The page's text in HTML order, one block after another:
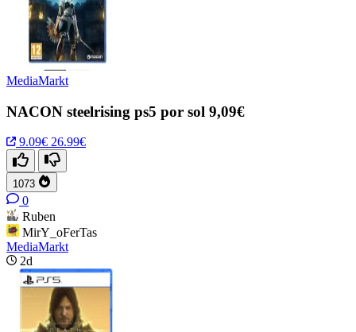
MediaMarkt
NACON steelrising ps5 por sol 9,09€
9.09€ 26.99€
1073
0
Ruben
MirY_oFerTas
MediaMarkt
2d